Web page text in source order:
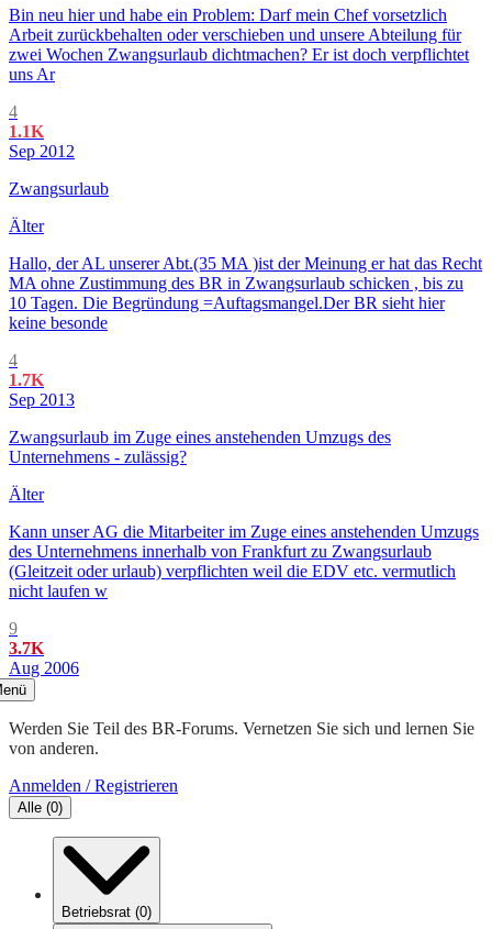
Bin neu hier und habe ein Problem: Darf mein Chef vorsetzlich
Arbeit zurückbehalten oder verschieben und unsere Abteilung für
zwei Wochen Zwangsurlaub dichtmachen? Er ist doch verpflichtet
uns Ar
4
1.1K
Sep 2012
Zwangsurlaub
Älter
Hallo, der AL unserer Abt.(35 MA )ist der Meinung er hat das Recht
MA ohne Zustimmung des BR in Zwangsurlaub schicken , bis zu
10 Tagen. Die Begründung =Auftagsmangel.Der BR sieht hier
keine besonde
4
1.7K
Sep 2013
Zwangsurlaub im Zuge eines anstehenden Umzugs des
Unternehmens - zulässig?
Älter
Kann unser AG die Mitarbeiter im Zuge eines anstehenden Umzugs
des Unternehmens innerhalb von Frankfurt zu Zwangsurlaub
(Gleitzeit oder urlaub) verpflichten weil die EDV etc. vermutlich
nicht laufen w
9
3.7K
Aug 2006
Werden Sie Teil des BR-Forums. Vernetzen Sie sich und lernen Sie
von anderen.
Anmelden / Registrieren
Alle (0)
Betriebsrat (0)